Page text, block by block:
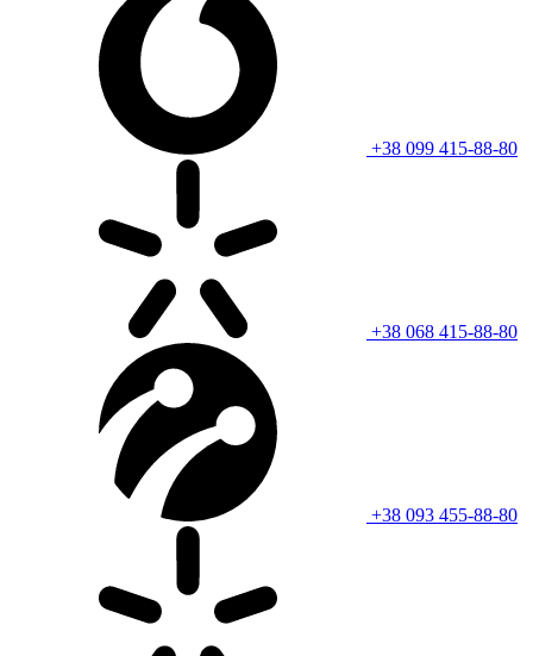
+38 099 415-88-80
+38 068 415-88-80
+38 093 455-88-80